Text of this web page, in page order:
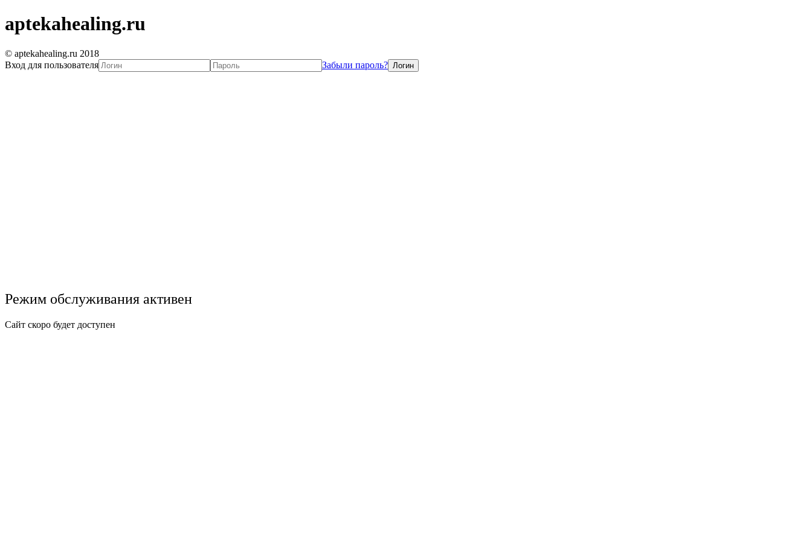
aptekahealing.ru
Режим обслуживания активен
Сайт скоро будет доступен
© aptekahealing.ru 2018
Вход для пользователя
Забыли пароль?